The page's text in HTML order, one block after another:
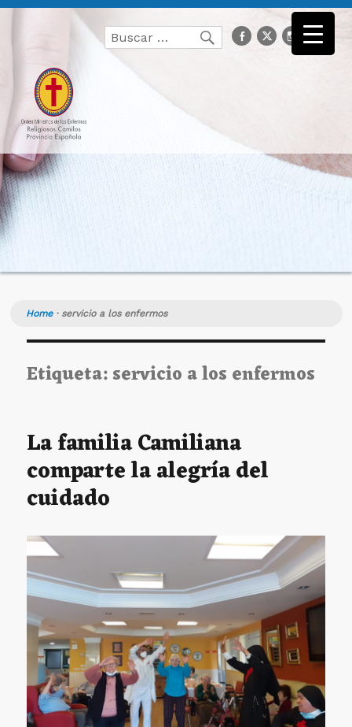
Buscar
por:
Buscarfacebook
Twitter
Home· servicio a los enfermos
Etiqueta:servicio a los enfermos
La familia Camiliana
comparte la alegría del
cuidado